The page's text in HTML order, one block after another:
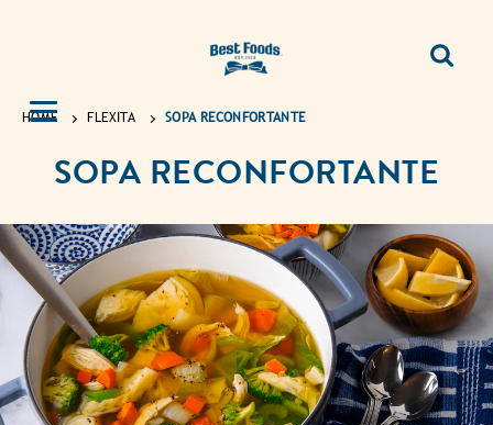
HOME FLEXITA SOPA RECONFORTANTE
SOPA RECONFORTANTE